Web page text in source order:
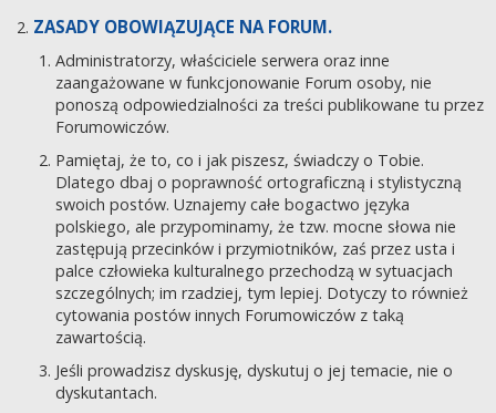
ZASADY OBOWIĄZUJĄCE NA FORUM.
Administratorzy, właściciele serwera oraz inne
zaangażowane w funkcjonowanie Forum osoby, nie
ponoszą odpowiedzialności za treści publikowane tu przez
Forumowiczów.
Pamiętaj, że to, co i jak piszesz, świadczy o Tobie.
Dlatego dbaj o poprawność ortograficzną i stylistyczną
swoich postów. Uznajemy całe bogactwo języka
polskiego, ale przypominamy, że tzw. mocne słowa nie
zastępują przecinków i przymiotników, zaś przez usta i
palce człowieka kulturalnego przechodzą w sytuacjach
szczególnych; im rzadziej, tym lepiej. Dotyczy to również
cytowania postów innych Forumowiczów z taką
zawartością.
Jeśli prowadzisz dyskusję, dyskutuj o jej temacie, nie o
dyskutantach.